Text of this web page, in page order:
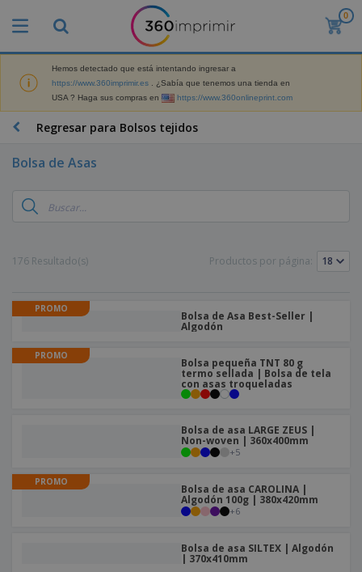
0
Hemos detectado que está intentando ingresar a
https://www.360imprimir.es
. ¿Sabía que tenemos una tienda en
USA ? Haga sus compras en
https://www.360onlineprint.com
Regresar para Bolsos tejidos
Bolsa de Asas
176 Resultado(s) Productos por página:
PROMO
Bolsa de Asa Best-Seller |
Algodón
PROMO
Bolsa pequeña TNT 80 g
termo sellada | Bolsa de tela
con asas troqueladas
Bolsa de asa LARGE ZEUS |
Non-woven | 360x400mm
+5
PROMO
Bolsa de asa CAROLINA |
Algodón 100g | 380x420mm
+6
Bolsa de asa SILTEX | Algodón
| 370x410mm